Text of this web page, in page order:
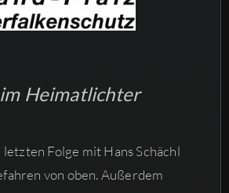
Heimatlichter
Folge mit Hans Schächl
von oben. Außerdem